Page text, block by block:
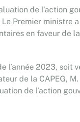
de l’action
Premier ministre
en faveur de
2023, soit
de la CAPEG,
de l’action